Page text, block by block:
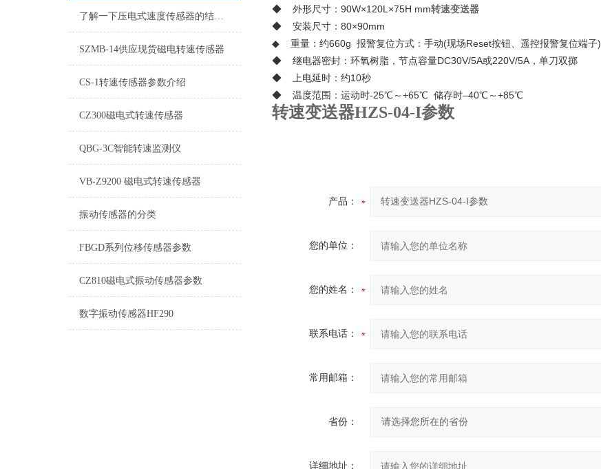
了解一下压电式速度传感器的结构组成吧
SZMB-14供应现货磁电转速传感器
CS-1转速传感器参数介绍
CZ300磁电式转速传感器
QBG-3C智能转速监测仪
VB-Z9200 磁电式转速传感器
振动传感器的分类
FBGD系列位移传感器参数
CZ810磁电式振动传感器参数
数字振动传感器HF290
◆ 外形尺寸：90W×120L×75H mm转速变送器
◆ 安装尺寸：80×90mm
◆ 重量：约660g 报警复位方式：手动(现场Reset按钮、遥控报警复位端子)
◆ 继电器密封：环氧树脂，节点容量DC30V/5A或220V/5A，单刀双掷
◆ 上电延时：约10秒
◆ 温度范围：运动时-25℃～+65℃ 储存时–40℃～+85℃
转速变送器HZS-04-I参数
产品：
您的单位：
您的姓名：
联系电话：
常用邮箱：
省份：
详细地址：